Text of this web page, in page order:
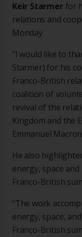
Keir Starmerfor
relations and
Monday
“I would like to
Starmer) for his
Franco-British
coalition of
revival of the
Kingdom and the
Emmanuel
He also
energy, space
Franco-British
“The work
energy, space,
Franco-British